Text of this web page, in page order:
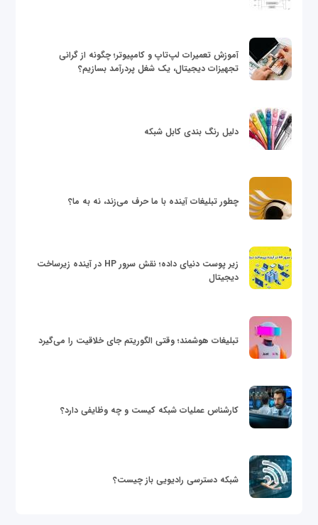
آموزش تعمیرات لپ‌تاپ و کامپیوتر؛ چگونه از گرانی
تجهیزات دیجیتال، یک شغل پردرآمد بسازیم؟
دلیل رنگ بندی کابل شبکه
چطور تبلیغات آینده با ما حرف می‌زند، نه به ما؟
زیر پوست دنیای داده؛ نقش سرور HP در آینده زیرساخت
دیجیتال
تبلیغات هوشمند؛ وقتی الگوریتم جای خلاقیت را می‌گیرد
کارشناس عملیات شبکه کیست و چه وظایفی دارد؟
شبکه دسترسی رادیویی باز چیست؟